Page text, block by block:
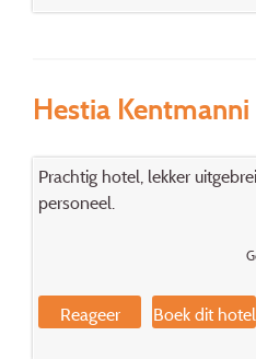
Hestia
Prachtig hotel, lekker
personeel.
Reageer Boek dit hotel